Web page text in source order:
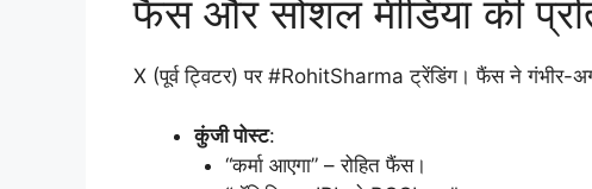
फैंस और सोशल मीडिया की
X (पूर्व ट्विटर) पर #RohitSharma ट्रेंडिंग। फैंस ने गंभीर-
कुंजी पोस्ट:
“कर्मा आएगा” – रोहित फैंस।